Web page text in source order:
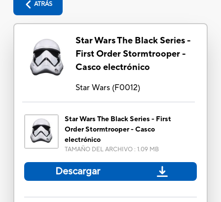
ATRÁS
Star Wars The Black Series -
First Order Stormtrooper -
Casco electrónico
Star Wars(F0012)
Star Wars The Black Series - First
Order Stormtrooper - Casco
electrónico
TAMAÑO DEL ARCHIVO: 1.09 MB
Descargar